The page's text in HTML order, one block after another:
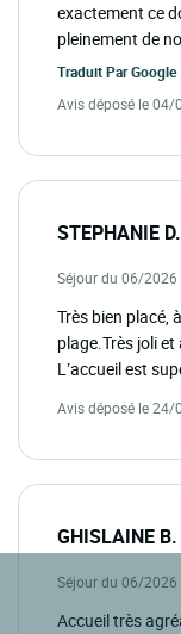
exactement ce
pleinement de
Traduit ParGoogle
Avis déposé le 04/
STEPHANIE D.
Séjour du 06/2026
Très bien placé,
plage.Très joli
L’accueil est
Avis déposé le 24/
GHISLAINE B.
Séjour du 06/2026
Accueil très